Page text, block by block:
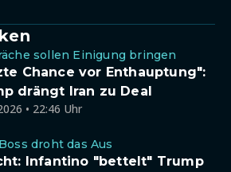
sollen Einigung bringen
Chance vor Enthauptung":
drängt Iran zu Deal
• 22:46 Uhr
droht das Aus
Infantino "bettelt" Trump